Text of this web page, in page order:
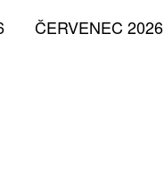
ČERVENEC 2026